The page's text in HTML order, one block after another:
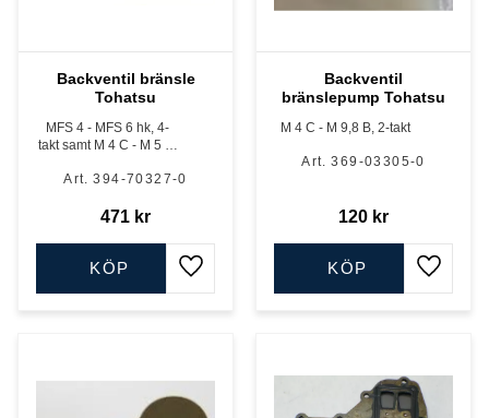
Backventil bränsle
Tohatsu
MFS 4 - MFS 6 hk, 4-
takt samt M 4 C - M 5 B,
394-70327-0
471 kr
Lägg till i favoriter
KÖP
Backventil
bränslepump Tohatsu
M 4 C - M 9,8 B, 2-takt
369-03305-0
120 kr
Lägg
KÖP